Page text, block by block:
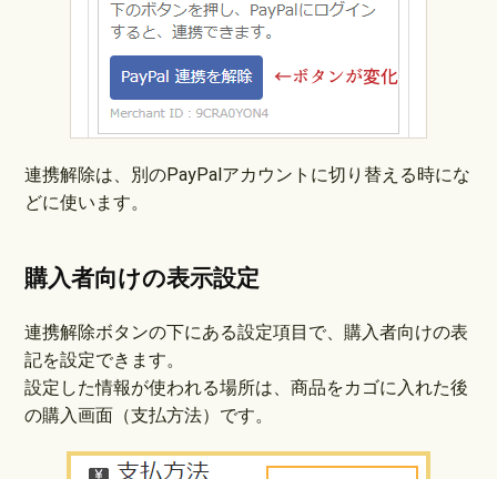
連携解除は、別のPayPalアカウントに切り替える時にな
どに使います。
購入者向けの表示設定
連携解除ボタンの下にある設定項目で、購入者向けの表
記を設定できます。
設定した情報が使われる場所は、商品をカゴに入れた後
の購入画面（支払方法）です。